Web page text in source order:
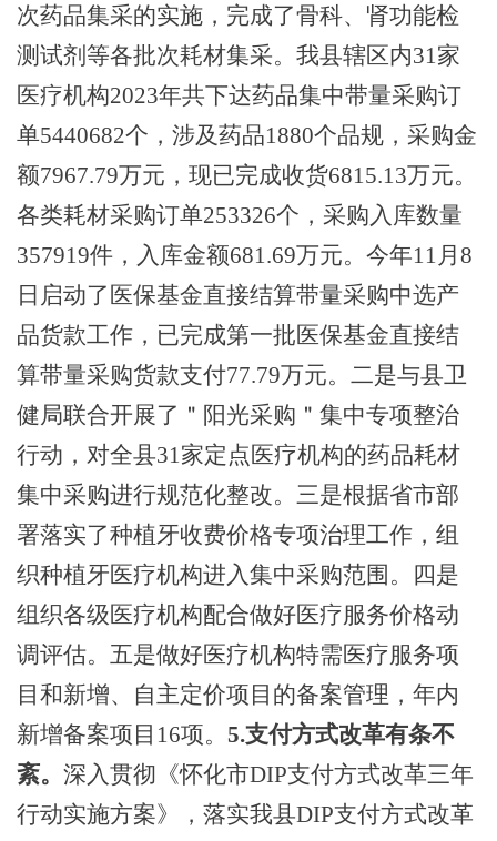
次药品集采的实施，完成了骨科、肾功能检
测试剂等各批次耗材集采。我县辖区内31家
医疗机构2023年共下达药品集中带量采购订
单5440682个，涉及药品1880个品规，采购金
额7967.79万元，现已完成收货6815.13万元。
各类耗材采购订单253326个，采购入库数量
357919件，入库金额681.69万元。今年11月8
日启动了医保基金直接结算带量采购中选产
品货款工作，已完成第一批医保基金直接结
算带量采购货款支付77.79万元。二是与县卫
健局联合开展了＂阳光采购＂集中专项整治
行动，对全县31家定点医疗机构的药品耗材
集中采购进行规范化整改。三是根据省市部
署落实了种植牙收费价格专项治理工作，组
织种植牙医疗机构进入集中采购范围。四是
组织各级医疗机构配合做好医疗服务价格动
调评估。五是做好医疗机构特需医疗服务项
目和新增、自主定价项目的备案管理，年内
新增备案项目16项。 5.支付方式改革有条不
紊。 深入贯彻《怀化市DIP支付方式改革三年
行动实施方案》，落实我县DIP支付方式改革